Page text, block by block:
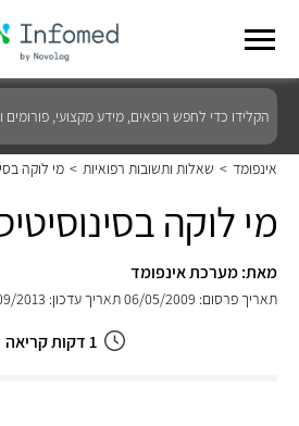
הקלידו
כדי
לחפש
רופאים,
מידע
פורומים
ועוד...
אינפומד > שאלות ותשובות רפואיות > מי לוקה
מי לוקה
מאת: מערכת אינפומד
תאריך פרסום: 06/05/2009 תאריך עדכון: 24/09/2013
1 דקות קריאה